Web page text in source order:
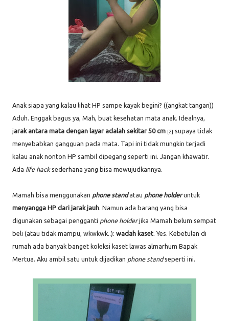
Anak siapa yang kalau lihat HP sampe kayak begini? ((angkat tangan))
Aduh. Enggak bagus ya, Mah, buat kesehatan mata anak. Idealnya,
jarak antara mata dengan layar adalah sekitar 50 cm [2] supaya tidak
menyebabkan gangguan pada mata. Tapi ini tidak mungkin terjadi
kalau anak nonton HP sambil dipegang seperti ini. Jangan khawatir.
Ada life hacksederhana yang bisa mewujudkannya.
Mamah bisa menggunakan phone standatau phone holderuntuk
menyangga HP dari jarak jauh . Namun ada barang yang bisa
digunakan sebagai pengganti phone holderjika Mamah belum sempat
beli (atau tidak mampu, wkwkwk..): wadah kaset . Yes. Kebetulan di
rumah ada banyak banget koleksi kaset lawas almarhum Bapak
Mertua. Aku ambil satu untuk dijadikan phone standseperti ini.